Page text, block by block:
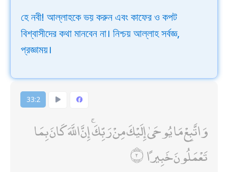
হে নবী! আল্লাহকে ভয় করুন এবং কাফের ও কপট
বিশ্বাসীদের কথা মানবেন না। নিশ্চয় আল্লাহ সর্বজ্ঞ,
প্রজ্ঞাময়।
33:2
وَاتَّبِعْ مَا يُوحَىٰ إِلَيْكَ مِنْ رَبِّكَ ۚ إِنَّ اللَّهَ كَانَ بِمَا
تَعْمَلُونَ خَبِيرًا